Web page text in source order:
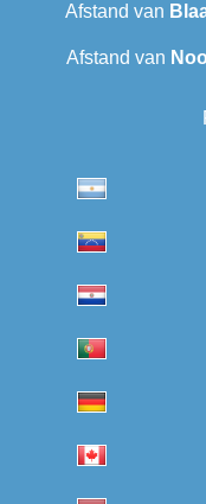
Afstand van
Afstand van